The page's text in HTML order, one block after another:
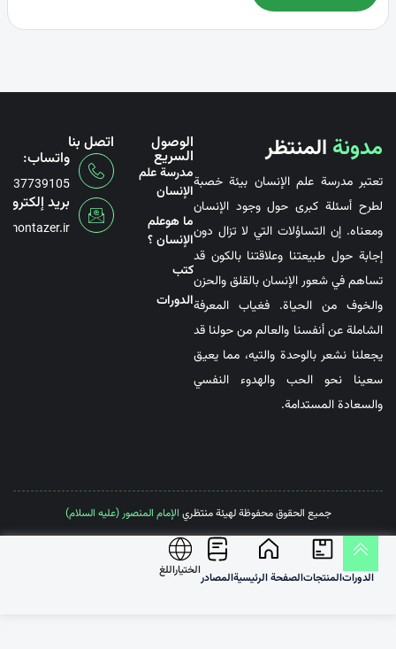
مدونة المنتظر
تعتبر مدرسة علم الإنسان بيئة خصبة
لطرح أسئلة كبرى حول وجود الإنسان
ومعناه. إن التساؤلات التي لا تزال دون
إجابة حول طبيعتنا وعلاقتنا بالكون قد
تساهم في شعور الإنسان بالقلق والحزن
والخوف من الحياة. فغياب المعرفة
الشاملة عن أنفسنا والعالم من حولنا قد
يجعلنا نشعر بالوحدة والتيه، مما يعيق
سعينا نحو الحب والهدوء النفسي
والسعادة المستدامة.
الوصول
السريع
مدرسة علم
الإنسان
ما هوعلم
الإنسان ؟
کتب
الدورات
اتصل بنا
واتساب:
بريد
جميع الحقوق محفوظة لهيئة منتظري الإمام المنصور (عليه السلام)
الدوراتالمنتجاتالصفحة الرئيسيةالمصادرالختیاراللغ